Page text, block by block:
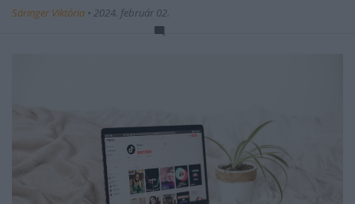
Sáringer Viktória • 2024. február 02.